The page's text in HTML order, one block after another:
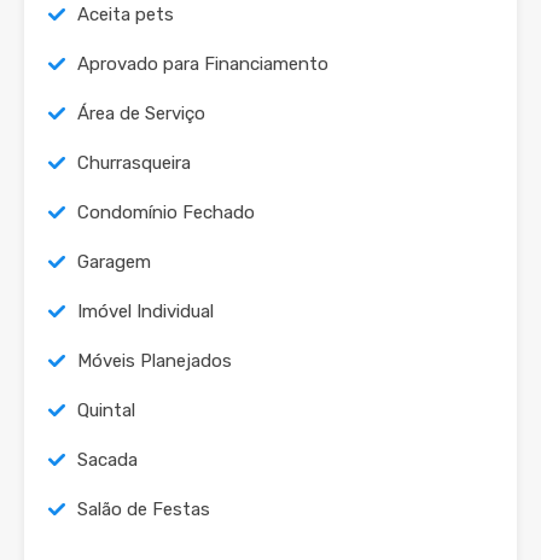
Aceita pets
Aprovado para Financiamento
Área de Serviço
Churrasqueira
Condomínio Fechado
Garagem
Imóvel Individual
Móveis Planejados
Quintal
Sacada
Salão de Festas